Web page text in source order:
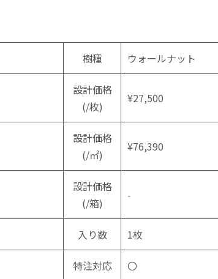
樹種 ウォールナット
設計価格
(/枚)
¥27,500
設計価格
(/㎡)
¥76,390
設計価格
(/箱)
-
入り数 1枚
特注対応 〇